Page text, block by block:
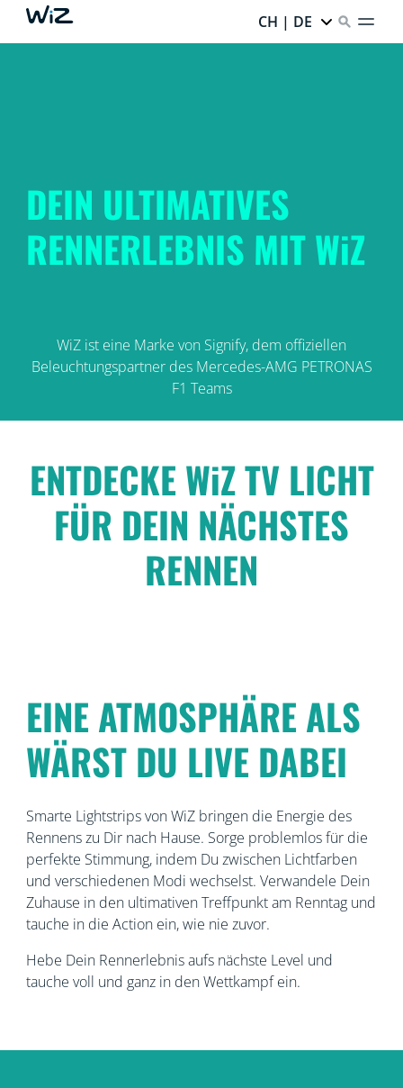
CH | DE
DEIN ULTIMATIVES
RENNERLEBNIS MIT WiZ
WiZ ist eine Marke von Signify, dem offiziellen
Beleuchtungspartner des Mercedes-AMG PETRONAS
F1 Teams
ENTDECKE WiZ TV LICHT
FÜR DEIN NÄCHSTES
RENNEN
EINE ATMOSPHÄRE ALS
WÄRST DU LIVE DABEI
Smarte Lightstrips von WiZ bringen die Energie des
Rennens zu Dir nach Hause. Sorge problemlos für die
perfekte Stimmung, indem Du zwischen Lichtfarben
und verschiedenen Modi wechselst. Verwandele Dein
Zuhause in den ultimativen Treffpunkt am Renntag und
tauche in die Action ein, wie nie zuvor.
Hebe Dein Rennerlebnis aufs nächste Level und
tauche voll und ganz in den Wettkampf ein.